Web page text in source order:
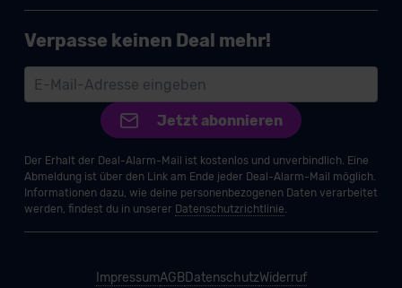
Verpasse keinen Deal mehr!
Jetzt abonnieren
Der Erhalt der Deal-Alarm-Mail ist kostenlos und unverbindlich. Eine
Abmeldung ist über den Link am Ende jeder Deal-Alarm-Mail möglich.
Informationen dazu, wie deine personenbezogenen Daten verarbeitet
werden, findest du in unserer Datenschutzrichtlinie.
ImpressumAGBDatenschutzWiderruf